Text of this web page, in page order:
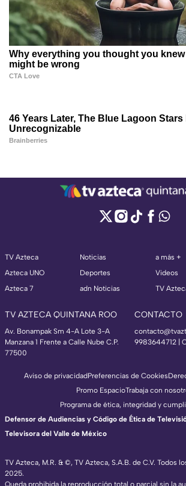
TV Azteca
Azteca UNO
Azteca 7
Noticias
Deportes
adn Noticias
a más +
Videos
TV
TV AZTECA QUINTANA ROO
Av. Bonampak Sm 4-A Lote 3-A
Manzana 1 Frente a Calle Nube C.P.
77500
CONTACTO
9983644712 |
TV Azteca, M.R. & ©, TV Azteca, S.A.B. de C.V. Todos
2025.
Queda prohibida la reproducción total o parcial sin la
Aviso de privacidadPreferencias de Cookies
Promo EspacioTrabaja con
Programa de ética, integridad y
Defensor de Audiencias y Código de Ética de
Televisora del Valle de México